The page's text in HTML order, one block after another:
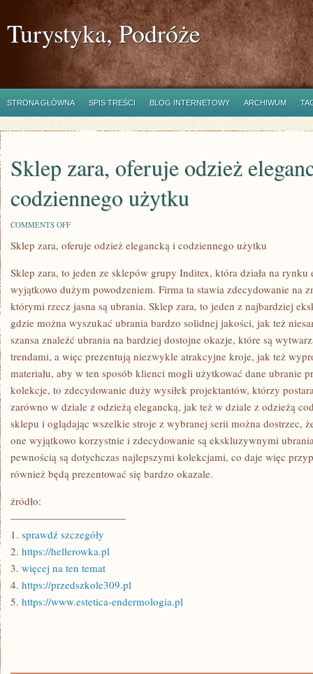
Turystyka, Podróże
STRONA GŁÓWNA SPIS TREŚCI BLOG INTERNETOWY ARCHIWUM
Sklep zara, oferuje odzież
codziennego użytku
COMMENTS OFFON
ZARA,
OFERUJE
ELEGANCKĄ
I
CODZIENNEGO
UŻYTKU
Sklep zara, oferuje odzież elegancką i codziennego użytku
Sklep zara, to jeden ze sklepów grupy Inditex, która działa na
wyjątkowo dużym powodzeniem. Firma ta stawia zdecydowanie na
którymi rzecz jasna są ubrania. Sklep zara, to jeden z najbardziej
gdzie można wyszukać ubrania bardzo solidnej jakości, jak też
szansa znaleźć ubrania na bardziej dostojne okazje, które są
trendami, a więc prezentują niezwykle atrakcyjne kroje, jak też
materiału, aby w ten sposób klienci mogli użytkować dane ubranie
kolekcje, to zdecydowanie duży wysiłek projektantów, którzy
zarówno w dziale z odzieżą elegancką, jak też w dziale z odzieżą
sklepu i oglądając wszelkie stroje z wybranej serii można dostrzec,
one wyjątkowo korzystnie i zdecydowanie są ekskluzywnymi
pewnością są dotychczas najlepszymi kolekcjami, co daje więc
również będą prezentować się bardzo okazale.
źródło:
———————————
1. sprawdź szczegóły
2. https://hellerowka.pl
3. więcej na ten temat
4. https://przedszkole309.pl
5. https://www.estetica-endermologia.pl